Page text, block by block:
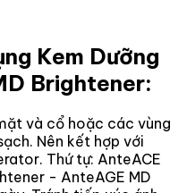
Kem Dưỡng
Brightener:
và cổ hoặc các vùng
Nên kết hợp với
Thứ tự: AnteACE
- AnteAGE MD